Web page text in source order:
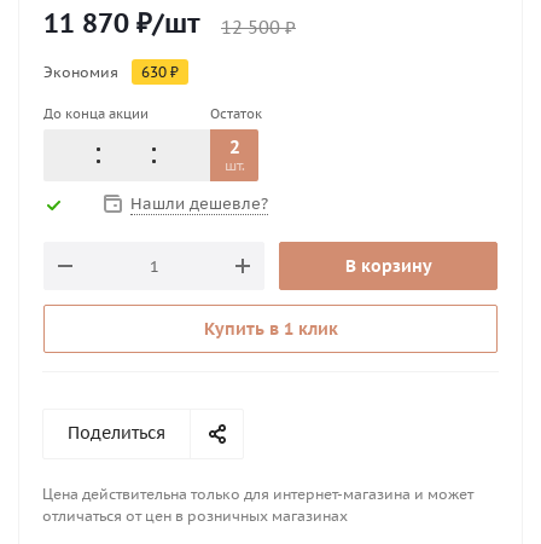
11 870 ₽/шт 12 500₽
Экономия 630 ₽
До конца акции Остаток
2
шт.
Нашли дешевле?
В корзину
Купить в 1 клик
Поделиться
Цена действительна только для интернет-магазина и может
отличаться от цен в розничных магазинах